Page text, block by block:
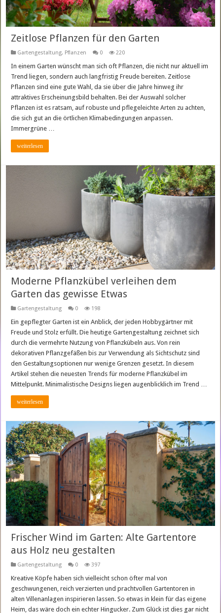
Zeitlose Pflanzen für den Garten
Gartengestaltung, Pflanzen 0 220
In einem Garten wünscht man sich oft Pflanzen, die nicht nur aktuell im
Trend liegen, sondern auch langfristig Freude bereiten. Zeitlose
Pflanzen sind eine gute Wahl, da sie über die Jahre hinweg ihr
attraktives Erscheinungsbild behalten. Bei der Auswahl solcher
Pflanzen ist es ratsam, auf robuste und pflegeleichte Arten zu achten,
die sich gut an die örtlichen Klimabedingungen anpassen.
Immergrüne …
weiterlesen
Moderne Pflanzkübel verleihen dem
Garten das gewisse Etwas
Gartengestaltung 0 198
Ein gepflegter Garten ist ein Anblick, der jeden Hobbygärtner mit
Freude und Stolz erfüllt. Die heutige Gartengestaltung zeichnet sich
durch die vermehrte Nutzung von Pflanzkübeln aus. Von rein
dekorativen Pflanzgefäßen bis zur Verwendung als Sichtschutz sind
den Gestaltungsoptionen nur wenige Grenzen gesetzt. In diesem
Artikel stehen die neuesten Trends für moderne Pflanzkübel im
Mittelpunkt. Minimalistische Designs liegen augenblicklich im Trend …
weiterlesen
Frischer Wind im Garten: Alte Gartentore
aus Holz neu gestalten
Gartengestaltung 0 397
Kreative Köpfe haben sich vielleicht schon öfter mal von
geschwungenen, reich verzierten und prachtvollen Gartentoren in
alten Villenanlagen inspirieren lassen. So etwas in klein für das eigene
Heim, das wäre doch ein echter Hingucker. Zum Glück ist dies gar nicht